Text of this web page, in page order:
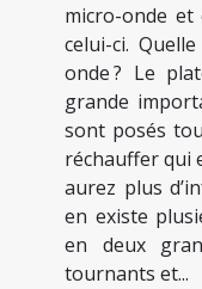
micro-onde
celui-ci.
onde ? Le
grande
sont posés
réchauffer qui
aurez plus
en existe
en deux
tournants et...